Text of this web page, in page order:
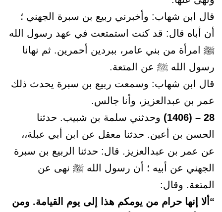
قال ابن شهاب: وأخبرني ربيع بن سبرة الجهني ؛
أن أباه قال: قد كنت استمتعت في عهد رسول الله
ﷺ امرأة من بني عامر، ببردين أحمرين. ثم نهانا
رسول الله ﷺ عن المتعة.
قال ابن شهاب: وسمعت ربيع بن سبرة يحدث ذلك
عمر بن عبدالعزيز، وأنا جالس.
28 – (1406)
وحدثني سلمة بن شبيب. حدثنا
الحسن بن أعين. حدثنا معقل عن ابن أبي عبلة،،
عن عمر بن عبدالعزيز. قال: حدثنا الربيع بن سبرة
الجهني عن أبيه ؛ أن رسول الله ﷺ نهى عن
المتعة. وقال:
“ألا إنها حرام من يومكم هذا إلى يوم القيامة. ومن